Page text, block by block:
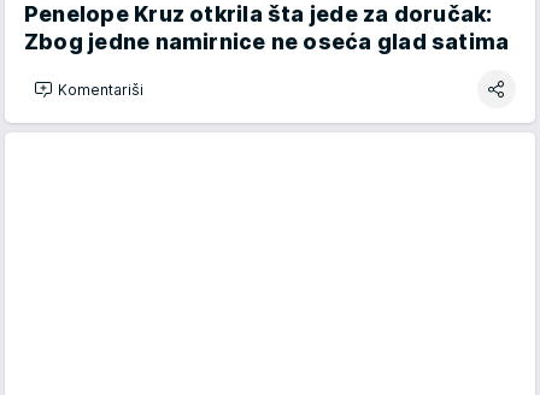
Penelope Kruz otkrila šta jede za doručak:
Zbog jedne namirnice ne oseća glad satima
Komentariši